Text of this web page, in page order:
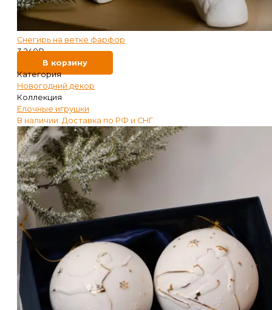
Снегирь на ветке фарфор
3 240₽
В корзину
Категория
Новогодний декор
Коллекция
Ёлочные игрушки
В наличии. Доставка по РФ и СНГ